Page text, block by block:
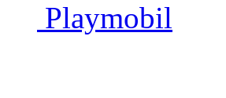
Playmobil